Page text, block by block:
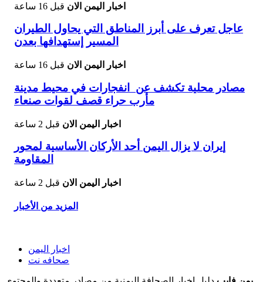
اخبار اليمن الان قبل 16 ساعة
عاجل تعرف على أبرز المناطق التي يحاول الطيران
المسير إستهدافها بعدن
اخبار اليمن الان قبل 16 ساعة
مصادر محلية تكشف عن انفجارات في محيط مدينة
مأرب حراء قصف لقوات صنعاء
اخبار اليمن الان قبل 2 ساعة
إيران لا يزال اليمن أحد الأركان الأساسية لمحور
المقاومة
اخبار اليمن الان قبل 2 ساعة
المزيد من الأخبار
اخبار اليمن
صحافه نت